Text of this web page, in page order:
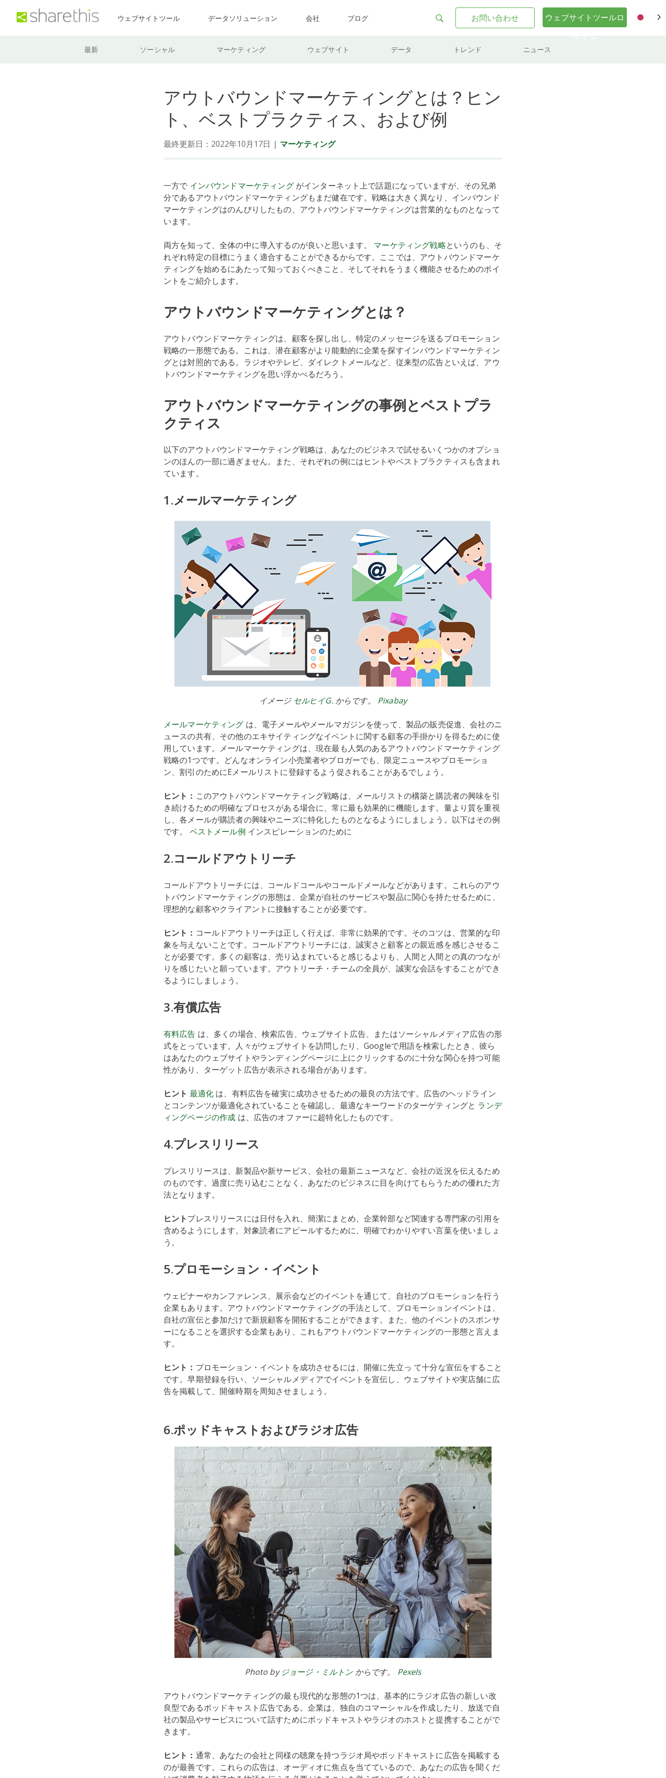
ウェブサイトツール データソリューション 会社 ブログ お問い合わせ
ウェブサイトツールロ
最新 ソーシャル マーケティング ウェブサイト データ トレンド ニュース
アウトバウンドマーケティングとは？ヒン
ト、ベストプラクティス、および例
最終更新日：2022年10月17日 | マーケティング
一方で インバウンドマーケティングがインターネット上で話題になっていますが、その兄弟
分であるアウトバウンドマーケティングもまだ健在です。戦略は大きく異なり、インバウンド
マーケティングはのんびりしたもの、アウトバウンドマーケティングは営業的なものとなって
います。
両方を知って、全体の中に導入するのが良いと思います。 マーケティング戦略というのも、そ
れぞれ特定の目標にうまく適合することができるからです。ここでは、アウトバウンドマーケ
ティングを始めるにあたって知っておくべきこと、そしてそれをうまく機能させるためのポイ
ントをご紹介します。
アウトバウンドマーケティングとは？
アウトバウンドマーケティングは、顧客を探し出し、特定のメッセージを送るプロモーション
戦略の一形態である。これは、潜在顧客がより能動的に企業を探すインバウンドマーケティン
グとは対照的である。ラジオやテレビ、ダイレクトメールなど、従来型の広告といえば、アウ
トバウンドマーケティングを思い浮かべるだろう。
アウトバウンドマーケティングの事例とベストプラ
クティス
以下のアウトバウンドマーケティング戦略は、あなたのビジネスで試せるいくつかのオプショ
ンのほんの一部に過ぎません。また、それぞれの例にはヒントやベストプラクティスも含まれ
ています。
1.メールマーケティング
イメージ セルヒイG.からです。 Pixabay
メールマーケティング は、電子メールやメールマガジンを使って、製品の販売促進、会社のニ
ュースの共有、その他のエキサイティングなイベントに関する顧客の手掛かりを得るために使
用しています。メールマーケティングは、現在最も人気のあるアウトバウンドマーケティング
戦略の1つです。どんなオンライン小売業者やブロガーでも、限定ニュースやプロモーショ
ン、割引のためにEメールリストに登録するよう促されることがあるでしょう。
ヒント： このアウトバウンドマーケティング戦略は、メールリストの構築と購読者の興味を引
き続けるための明確なプロセスがある場合に、常に最も効果的に機能します。量より質を重視
し、各メールが購読者の興味やニーズに特化したものとなるようにしましょう。以下はその例
です。 ベストメール例 インスピレーションのために
2.コールドアウトリーチ
コールドアウトリーチには、コールドコールやコールドメールなどがあります。これらのアウ
トバウンドマーケティングの形態は、企業が自社のサービスや製品に関心を持たせるために、
理想的な顧客やクライアントに接触することが必要です。
ヒント： コールドアウトリーチは正しく行えば、非常に効果的です。そのコツは、営業的な印
象を与えないことです。コールドアウトリーチには、誠実さと顧客との親近感を感じさせるこ
とが必要です。多くの顧客は、売り込まれていると感じるよりも、人間と人間との真のつなが
りを感じたいと願っています。アウトリーチ・チームの全員が、誠実な会話をすることができ
るようにしましょう。
3.有償広告
有料広告 は、多くの場合、検索広告、ウェブサイト広告、またはソーシャルメディア広告の形
式をとっています。人々がウェブサイトを訪問したり、Googleで用語を検索したとき、彼ら
はあなたのウェブサイトやランディングページに上にクリックするのに十分な関心を持つ可能
性があり、ターゲット広告が表示される場合があります。
ヒント 最適化 は、有料広告を確実に成功させるための最良の方法です。広告のヘッドライン
とコンテンツが最適化されていることを確認し、最適なキーワードのターゲティングと ランデ
ィングページの作成 は、広告のオファーに超特化したものです。
4.プレスリリース
プレスリリースは、新製品や新サービス、会社の最新ニュースなど、会社の近況を伝えるため
のものです。過度に売り込むことなく、あなたのビジネスに目を向けてもらうための優れた方
法となります。
ヒントプレスリリースには日付を入れ、簡潔にまとめ、企業幹部など関連する専門家の引用を
含めるようにします。対象読者にアピールするために、明確でわかりやすい言葉を使いましょ
う。
5.プロモーション・イベント
ウェビナーやカンファレンス、展示会などのイベントを通じて、自社のプロモーションを行う
企業もあります。アウトバウンドマーケティングの手法として、プロモーションイベントは、
自社の宣伝と参加だけで新規顧客を開拓することができます。また、他のイベントのスポンサ
ーになることを選択する企業もあり、これもアウトバウンドマーケティングの一形態と言えま
す。
ヒント： プロモーション・イベントを成功させるには、開催に先立っ て十分な宣伝をすること
です。早期登録を行い、ソーシャルメディアでイベントを宣伝し、ウェブサイトや実店舗に広
告を掲載して、開催時期を周知させましょう。
6.ポッドキャストおよびラジオ広告
Photo by ジョージ・ミルトンからです。 Pexels
アウトバウンドマーケティングの最も現代的な形態の1つは、基本的にラジオ広告の新しい改
良型であるポッドキャスト広告である。企業は、独自のコマーシャルを作成したり、放送で自
社の製品やサービスについて話すためにポッドキャストやラジオのホストと提携することがで
きます。
ヒント： 通常、あなたの会社と同様の聴衆を持つラジオ局やポッドキャストに広告を掲載する
のが最善です。これらの広告は、オーディオに焦点を当てているので、あなたの広告を聞くだ